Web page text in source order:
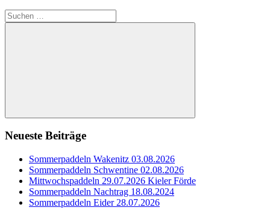
Suchen
nach:
Suchen
Neueste Beiträge
Sommerpaddeln Wakenitz 03.08.2026
Sommerpaddeln Schwentine 02.08.2026
Mittwochspaddeln 29.07.2026 Kieler Förde
Sommerpaddeln Nachtrag 18.08.2024
Sommerpaddeln Eider 28.07.2026